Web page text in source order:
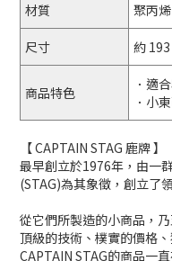
材質 聚丙
尺寸 約
商品特色
．適
．小
【 CAPTAIN STAG 鹿牌 】
最早創立於1976年，由一
(STAG)為其象徵，創立了
從它們所製造的小商品，
頂級的技術、樸實的價格
CAPTAIN STAG的商品一